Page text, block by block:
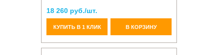
18 260 руб./шт.
КУПИТЬ В 1 КЛИК В КОРЗИНУ